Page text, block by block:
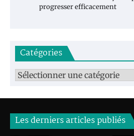
progresser efficacement
Catégories
Catégories
Les derniers articles publiés